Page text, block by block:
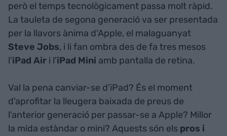
però el temps tecnològicament passa molt ràpid.
La tauleta de segona generació va ser presentada
per la llavors ànima d'Apple, el malaguanyat
Steve Jobs, i li fan ombra des de fa tres mesos
l'iPad Air i l'iPad Mini amb pantalla de retina.
Val la pena canviar-se d'iPad? És el moment
d'aprofitar la lleugera baixada de preus de
l'anterior generació per passar-se a Apple? Millor
la mida estàndar o mini? Aquests són els pros i